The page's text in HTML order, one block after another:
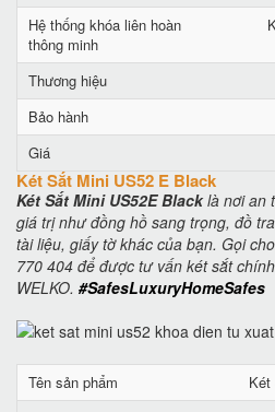
Hệ thống khóa liên hoàn
thông minh
Thương hiệu
Bảo hành
Giá
Két Sắt Mini US52 E Black
Két Sắt Mini US52E Blacklà nơi an
giá trị như đồng hồ sang trọng, đồ
tài liệu, giấy tờ khác của bạn. Gọi
770 404 để được tư vấn két sắt
WELKO. #SafesLuxuryHomeSafes
Tên sản phẩm